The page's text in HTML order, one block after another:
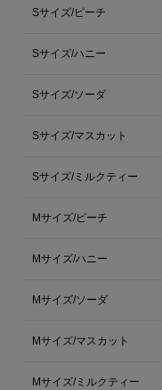
Sサイズ/ピーチ
Sサイズ/ハニー
Sサイズ/ソーダ
Sサイズ/マスカット
Sサイズ/ミルクティー
Mサイズ/ピーチ
Mサイズ/ハニー
Mサイズ/ソーダ
Mサイズ/マスカット
Mサイズ/ミルクティー